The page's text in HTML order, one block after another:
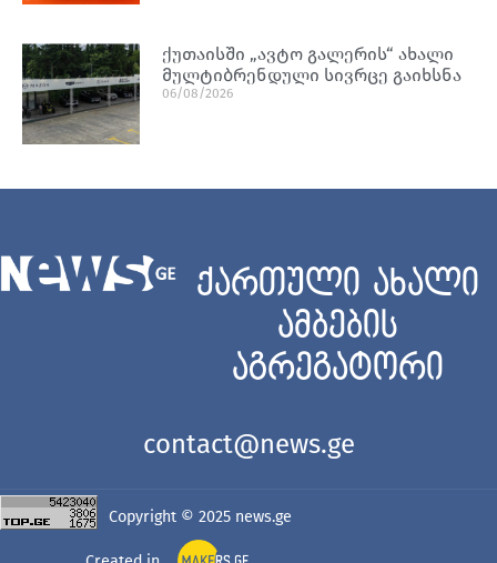
ქუთაისში „ავტო გალერის“ ახალი
მულტიბრენდული სივრცე გაიხსნა
06/08/2026
ქართული ახალი
ამბების
აგრეგატორი
contact@news.ge
Copyright © 2025 news.ge